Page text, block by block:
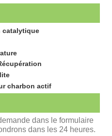
catalytique
charbon actif
dans le formulaire
dans les 24 heures.